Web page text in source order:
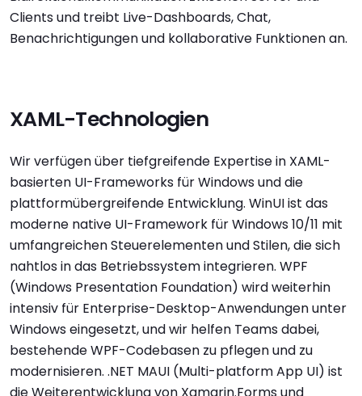
Clients und treibt Live-Dashboards, Chat,
Benachrichtigungen und kollaborative Funktionen an.
XAML-Technologien
Wir verfügen über tiefgreifende Expertise in XAML-
basierten UI-Frameworks für Windows und die
plattformübergreifende Entwicklung. WinUI ist das
moderne native UI-Framework für Windows 10/11 mit
umfangreichen Steuerelementen und Stilen, die sich
nahtlos in das Betriebssystem integrieren. WPF
(Windows Presentation Foundation) wird weiterhin
intensiv für Enterprise-Desktop-Anwendungen unter
Windows eingesetzt, und wir helfen Teams dabei,
bestehende WPF-Codebasen zu pflegen und zu
modernisieren. .NET MAUI (Multi-platform App UI) ist